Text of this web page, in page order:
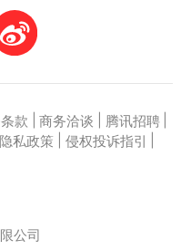
款 商务洽谈 腾讯招聘
隐私政策 侵权投诉指引
公司